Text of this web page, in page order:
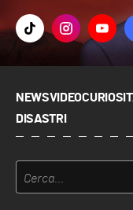
NEWSVIDEO
DISASTRI